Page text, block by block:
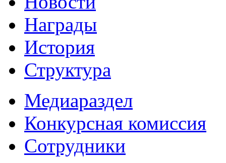
Награды
История
Структура
Медиараздел
Конкурсная комиссия
Сотрудники